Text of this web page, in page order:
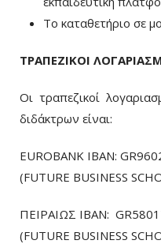
To καταθετήριο σε
ΤΡΑΠΕΖΙΚΟΙ
Οι τραπεζικοί
διδάκτρων είναι:
EUROBANK IBAN:
(FUTURE BUSINESS
ΠΕΙΡΑΙΩΣ ΙΒΑΝ:
(FUTURE BUSINESS